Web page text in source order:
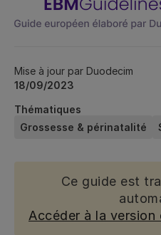
Mise à jour par Duodecim
18/09/2023
Thématiques
Grossesse & périnatalité
Ce guide est
Accéder à la version